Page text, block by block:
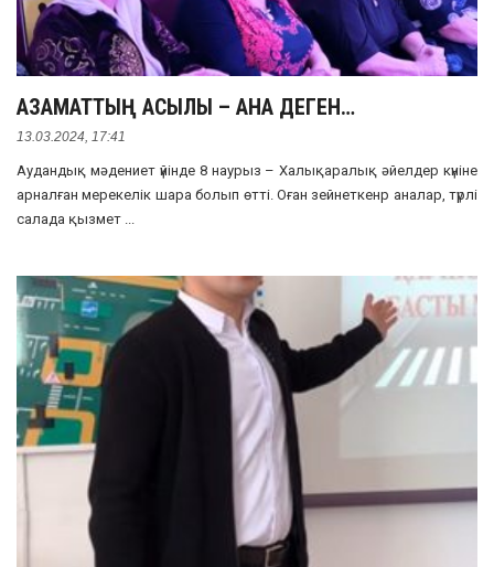
АЗАМАТТЫҢ АСЫЛЫ – АНА ДЕГЕН…
13.03.2024, 17:41
Аудандық мәдениет үйінде 8 наурыз – Халықаралық әйелдер күніне
арналған мерекелік шара болып өтті. Оған зейнеткенр аналар, түрлі
салада қызмет ...